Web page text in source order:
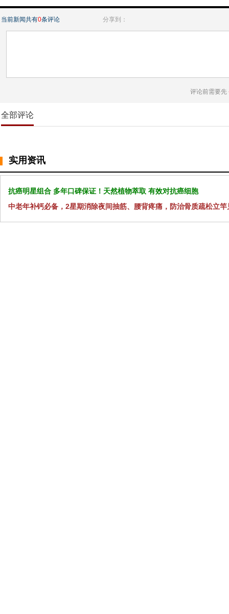
当前新闻共有0条评论 分享到：
评论前需要先
全部评论
实用资讯
抗癌明星组合 多年口碑保证！天然植物萃取 有效对抗癌细胞
中老年补钙必备，2星期消除夜间抽筋、腰背疼痛，防治骨质疏松立竿